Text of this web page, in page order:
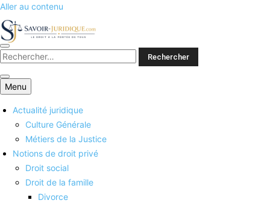
Aller au contenu
Savoirs juridiques
Menu
Actualité juridique
Culture Générale
Métiers de la Justice
Notions de droit privé
Droit social
Droit de la famille
Divorce